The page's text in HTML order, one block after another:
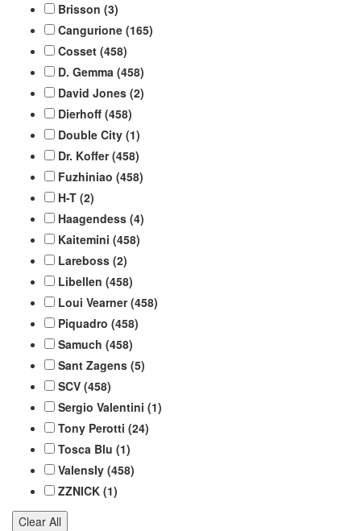
Brisson (3)
Cangurione (165)
Cosset (458)
D. Gemma (458)
David Jones (2)
Dierhoff (458)
Double City (1)
Dr. Koffer (458)
Fuzhiniao (458)
H-T (2)
Haagendess (4)
Kaitemini (458)
Lareboss (2)
Libellen (458)
Loui Vearner (458)
Piquadro (458)
Samuch (458)
Sant Zagens (5)
SCV (458)
Sergio Valentini (1)
Tony Perotti (24)
Tosca Blu (1)
ValensIy (458)
ZZNICK (1)
Clear All